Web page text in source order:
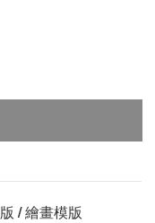
/ 繪畫模版